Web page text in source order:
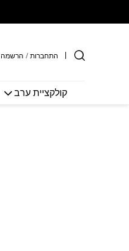
התחברות / הרשמה
קולקציית ערב